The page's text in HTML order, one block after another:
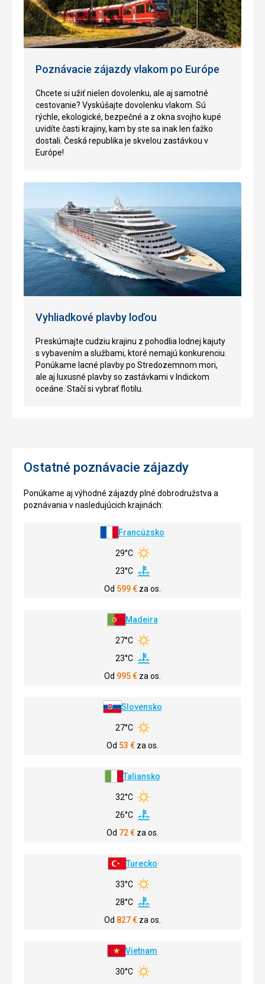
Poznávacie zájazdy vlakom po Európe
Chcete si užiť nielen dovolenku, ale aj samotné
cestovanie? Vyskúšajte dovolenku vlakom. Sú
rýchle, ekologické, bezpečné a z okna svojho kupé
uvidíte časti krajiny, kam by ste sa inak len ťažko
dostali. Česká republika je skvelou zastávkou v
Európe!
Vyhliadkové plavby loďou
Preskúmajte cudziu krajinu z pohodlia lodnej kajuty
s vybavením a službami, ktoré nemajú konkurenciu.
Ponúkame lacné plavby po Stredozemnom mori,
ale aj luxusné plavby so zastávkami v Indickom
oceáne. Stačí si vybrať flotilu.
Ostatné poznávacie zájazdy
Ponúkame aj výhodné zájazdy plné dobrodružstva a
poznávania v nasledujúcich krajinách:
Francúzsko
29°C
23°C
Od 599€ za os.
Madeira
27°C
23°C
Od 995€ za os.
Slovensko
27°C
Od 53 € za os.
Taliansko
32°C
26°C
Od 72€ za os.
Turecko
33°C
28°C
Od 827€ za os.
Vietnam
30°C